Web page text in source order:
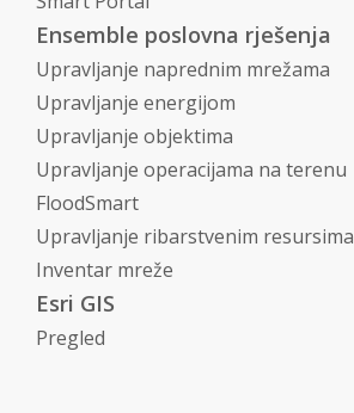
Ensemble poslovna rješenja
Upravljanje naprednim mrežama
Upravljanje energijom
Upravljanje objektima
Upravljanje operacijama na terenu
FloodSmart
Upravljanje ribarstvenim resursima
Inventar mreže
Esri GIS
Pregled